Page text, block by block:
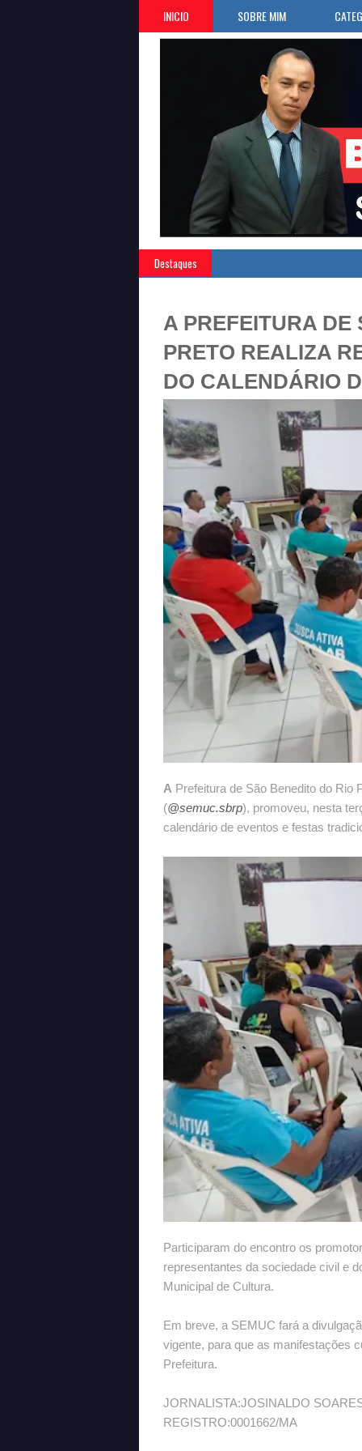
INICIO SOBRE MIM
Destaques
A PREFEITURA DE
PRETO REALIZA
DO CALENDÁRIO
A Prefeitura de São Benedito do Rio
(@semuc.sbrp), promoveu, nesta
calendário de eventos e festas
Participaram do encontro os
representantes da sociedade civil e
Municipal de Cultura.
Em breve, a SEMUC fará a
vigente, para que as manifestações
Prefeitura.
JORNALISTA:JOSINALDO
REGISTRO:0001662/MA